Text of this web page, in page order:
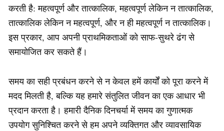
करती है: महत्वपूर्ण और तात्कालिक, महत्वपूर्ण लेकिन न तात्कालिक,
तात्कालिक लेकिन न महत्वपूर्ण, और न ही महत्वपूर्ण न तात्कालिक।
इस प्रकार, आप अपनी प्राथमिकताओं को साफ-सुथरे ढंग से
समायोजित कर सकते हैं।
समय का सही प्रबंधन करने से न केवल हमें कार्यों को पूरा करने में
मदद मिलती है, बल्कि यह हमारे संतुलित जीवन का एक आधार भी
प्रदान करता है। हमारी दैनिक दिनचर्या में समय का गुणात्मक
उपयोग सुनिश्चित करने से हम अपने व्यक्तिगत और व्यावसायिक